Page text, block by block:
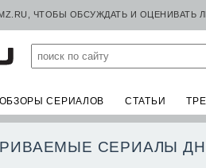
ЧТОБЫ ОБСУЖДАТЬ И
ОБЗОРЫ СЕРИАЛОВ СТАТЬИ
СЕРИАЛЫ